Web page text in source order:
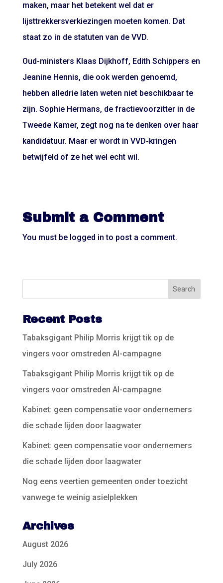
maken, maar het betekent wel dat er
lijsttrekkersverkiezingen moeten komen. Dat
staat zo in de statuten van de VVD.
Oud-ministers Klaas Dijkhoff, Edith Schippers en
Jeanine Hennis, die ook werden genoemd,
hebben alledrie laten weten niet beschikbaar te
zijn. Sophie Hermans, de fractievoorzitter in de
Tweede Kamer, zegt nog na te denken over haar
kandidatuur. Maar er wordt in VVD-kringen
betwijfeld of ze het wel echt wil.
Submit a Comment
You must be logged in to post a comment.
Recent Posts
Tabaksgigant Philip Morris krijgt tik op de
vingers voor omstreden AI-campagne
Tabaksgigant Philip Morris krijgt tik op de
vingers voor omstreden AI-campagne
Kabinet: geen compensatie voor ondernemers
die schade lijden door laagwater
Kabinet: geen compensatie voor ondernemers
die schade lijden door laagwater
Nog eens veertien gemeenten onder toezicht
vanwege te weinig asielplekken
Archives
August 2026
July 2026